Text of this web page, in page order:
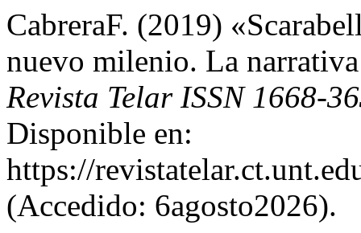
CabreraF. (2019)
nuevo milenio. La
Revista Telar ISSN 1668-
Disponible en:
https://
(Accedido: 6agosto2026).